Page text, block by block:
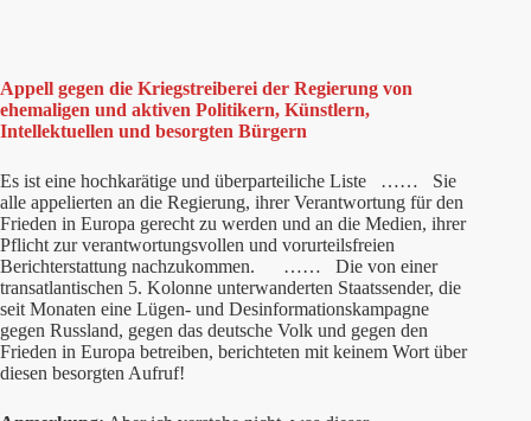
Appell gegen die Kriegstreiberei der Regierung von
ehemaligen und aktiven Politikern, Künstlern,
Intellektuellen und besorgten Bürgern
Es ist eine hochkarätige und überparteiliche Liste …… Sie
alle appelierten an die Regierung, ihrer Verantwortung für den
Frieden in Europa gerecht zu werden und an die Medien, ihrer
Pflicht zur verantwortungsvollen und vorurteilsfreien
Berichterstattung nachzukommen. …… Die von einer
transatlantischen 5. Kolonne unterwanderten Staatssender, die
seit Monaten eine Lügen- und Desinformationskampagne
gegen Russland, gegen das deutsche Volk und gegen den
Frieden in Europa betreiben, berichteten mit keinem Wort über
diesen besorgten Aufruf!